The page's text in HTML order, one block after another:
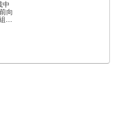
中
向
む